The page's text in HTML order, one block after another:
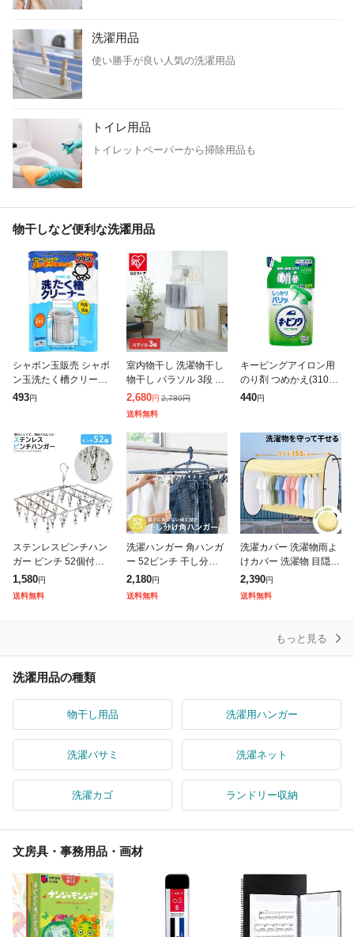
洗濯用品
使い勝手が良い人気の洗濯用品
トイレ用品
トイレットペーパーから掃除用品も
物干しなど便利な洗濯用品
シャボン玉販売 シャボ
ン玉洗たく槽クリーナ
ー〔洗濯槽クリーナ
493円
室内物干し 洗濯物干し
物干し パラソル 3段 ス
テンレス タワー型 折り
たたみ スリム収納 外し
ー タオ
2,680円 2,780円
送料無料
キーピングアイロン用
のり剤 つめかえ(310m
l)[アイロン用スプレー
440円
ステンレスピンチハン
ガー ピンチ 52個付き
オールステンレスハン
ガー 洗濯バサミ 洗濯ば
1,580円
送料無料
洗濯ハンガー 角ハンガ
ー 52ピンチ 干し分け n
eo ( 洗濯 ハンガー ピン
チハンガー 洗濯ピンチ
2,180円
送料無料
洗濯カバー 洗濯物雨よ
けカバー 洗濯物 目隠し
雨よけ 花粉 洗濯物干し
ベランダ 目隠しシート
2,390円
送料無料
もっと見る
洗濯用品の種類
物干し用品 洗濯用ハンガー
洗濯バサミ 洗濯ネット
洗濯カゴ ランドリー収納
文房具・事務用品・画材